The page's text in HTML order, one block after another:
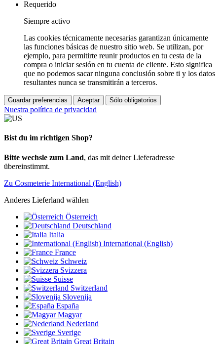
Requerido
Siempre activo
Las cookies técnicamente necesarias garantizan únicamente
las funciones básicas de nuestro sitio web. Se utilizan, por
ejemplo, para permitirte reunir productos en tu cesta de la
compra o iniciar sesión en tu cuenta de cliente. Esto significa
que no podemos sacar ninguna conclusión sobre ti y los datos
resultantes nunca se transmitirán a terceros.
Guardar preferencias Aceptar Sólo obligatorios
Nuestra política de privacidad
Bist du im richtigen Shop?
Bitte wechsle zum Land, das mit deiner Lieferadresse
übereinstimmt.
Zu Cosmeterie International (English)
Anderes Lieferland wählen
Österreich
Deutschland
Italia
International (English)
France
Schweiz
Svizzera
Suisse
Switzerland
Slovenija
España
Magyar
Nederland
Sverige
Great Britain